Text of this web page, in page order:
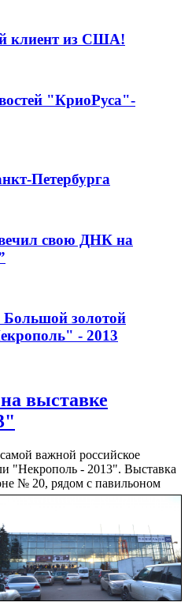
клиент из США!
"КриоРуса"-
Петербурга
свою ДНК на
золотой
- 2013
выставке
важной российское
"Некрополь - 2013". Выставка
№ 20, рядом с павильоном